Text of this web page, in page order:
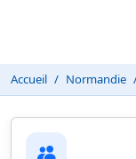
Accueil Normandie